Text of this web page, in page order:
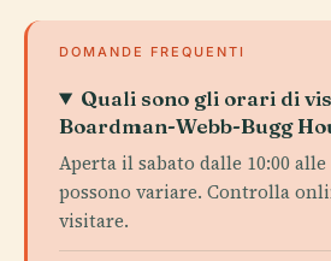
DOMANDE FREQUENTI
Quali sono gli orari di
Boardman-Webb-Bugg
Aperta il sabato dalle 10:00
possono variare. Controlla
visitare.